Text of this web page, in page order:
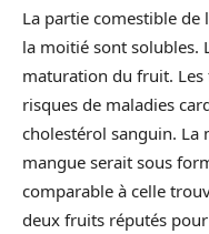
La partie comestible
la moitié sont solubles.
maturation du fruit.
risques de maladies
cholestérol sanguin. La
mangue serait sous
comparable à celle
deux fruits réputés